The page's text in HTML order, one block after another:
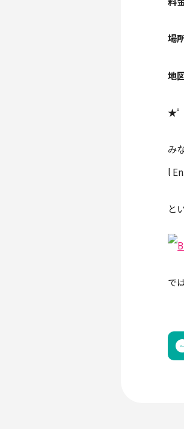
場
地
★
み
l
と
で